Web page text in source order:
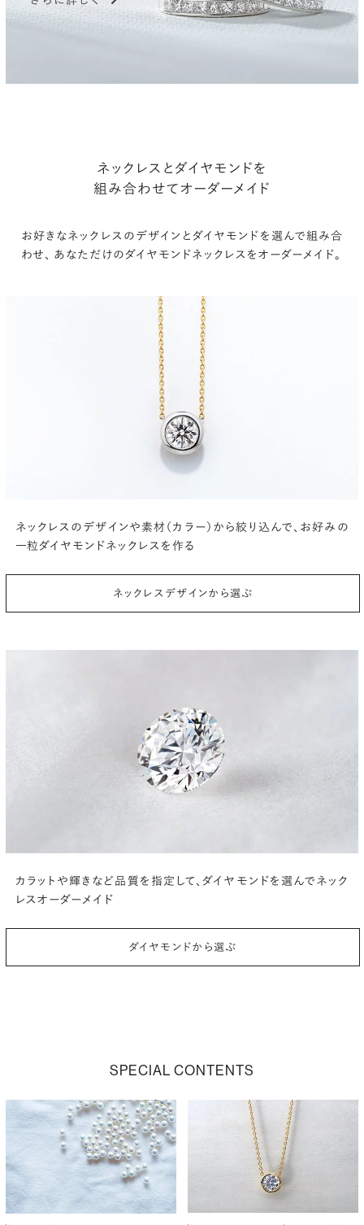
ネックレスとダイヤモンドを
組み合わせてオーダーメイド
お好きなネックレスのデザインとダイヤモンドを選んで組み合
わせ、 あなただけのダイヤモンドネックレスをオーダーメイド。
ネックレスのデザインや素材（カラー）から絞り込んで、 お好みの
一粒ダイヤモンドネックレスを作る
ネックレスデザインから選ぶ
カラットや輝きなど品質を指定して、ダイヤモンドを選んでネック
レスオーダーメイド
ダイヤモンドから選ぶ
SPECIAL CONTENTS